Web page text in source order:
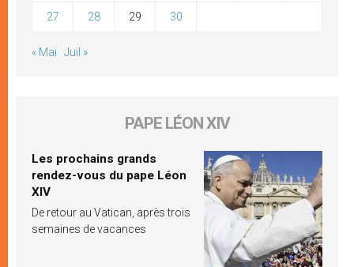
27 28 29 30
« Mai Juil »
PAPE LÉON XIV
Les prochains grands
rendez-vous du pape Léon
XIV
De retour au Vatican, après trois
semaines de vacances